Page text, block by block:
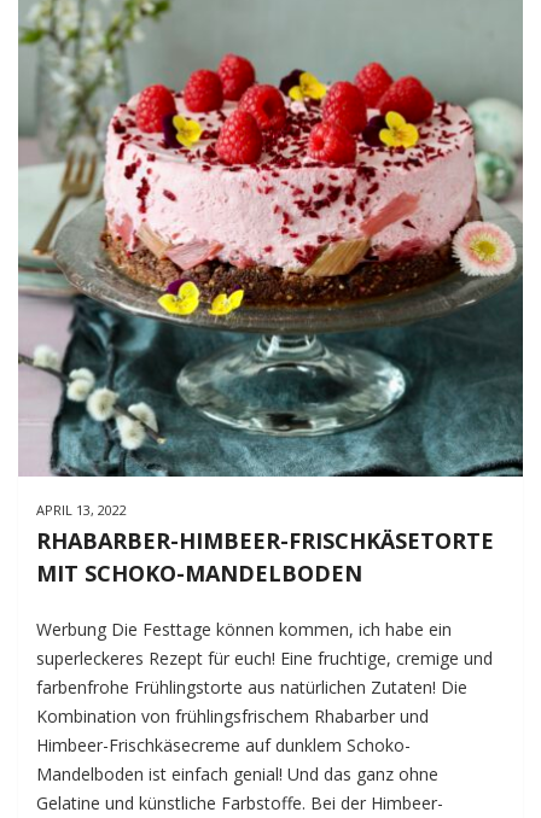
APRIL 13, 2022
RHABARBER-HIMBEER-FRISCHKÄSETORTE
MIT SCHOKO-MANDELBODEN
Werbung Die Festtage können kommen, ich habe ein
superleckeres Rezept für euch! Eine fruchtige, cremige und
farbenfrohe Frühlingstorte aus natürlichen Zutaten! Die
Kombination von frühlingsfrischem Rhabarber und
Himbeer-Frischkäsecreme auf dunklem Schoko-
Mandelboden ist einfach genial! Und das ganz ohne
Gelatine und künstliche Farbstoffe. Bei der Himbeer-